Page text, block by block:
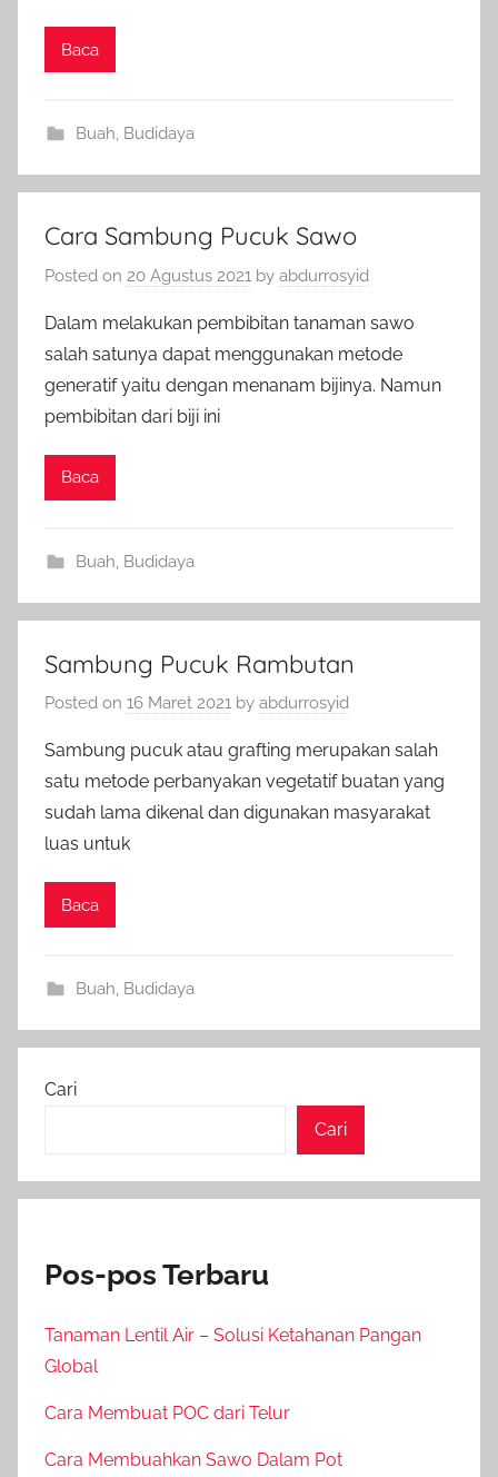
Baca
Buah, Budidaya
Cara Sambung Pucuk Sawo
Posted on 20 Agustus 2021 by abdurrosyid
Dalam melakukan pembibitan tanaman sawo
salah satunya dapat menggunakan metode
generatif yaitu dengan menanam bijinya. Namun
pembibitan dari biji ini
Baca
Buah Budidaya
Sambung Pucuk Rambutan
Posted on 16 Maret 2021 by abdurrosyid
Sambung pucuk atau grafting merupakan salah
satu metode perbanyakan vegetatif buatan yang
sudah lama dikenal dan digunakan masyarakat
luas untuk
Baca
Buah, Budidaya
Cari
Cari
Pos-pos Terbaru
Tanaman Lentil Air – Solusi Ketahanan Pangan
Global
Cara Membuat POC dari Telur
Cara Membuahkan Sawo Dalam Pot